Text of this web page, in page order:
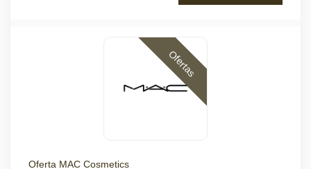
Ofertas
Oferta MAC Cosmetics